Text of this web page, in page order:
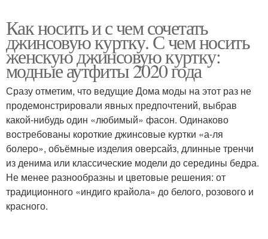
Как носить и с чем сочетать
джинсовую куртку. С чем носить
женскую джинсовую куртку:
модные аутфиты 2020 года
Сразу отметим, что ведущие Дома моды на этот раз не
продемонстрировали явных предпочтений, выбрав
какой-нибудь один «любимый» фасон. Одинаково
востребованы короткие джинсовые куртки «а-ля
болеро», объёмные изделия оверсайз, длинные тренчи
из денима или классические модели до середины бедра.
Не менее разнообразны и цветовые решения: от
традиционного «индиго крайола» до белого, розового и
красного.